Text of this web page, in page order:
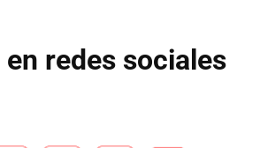
redes sociales